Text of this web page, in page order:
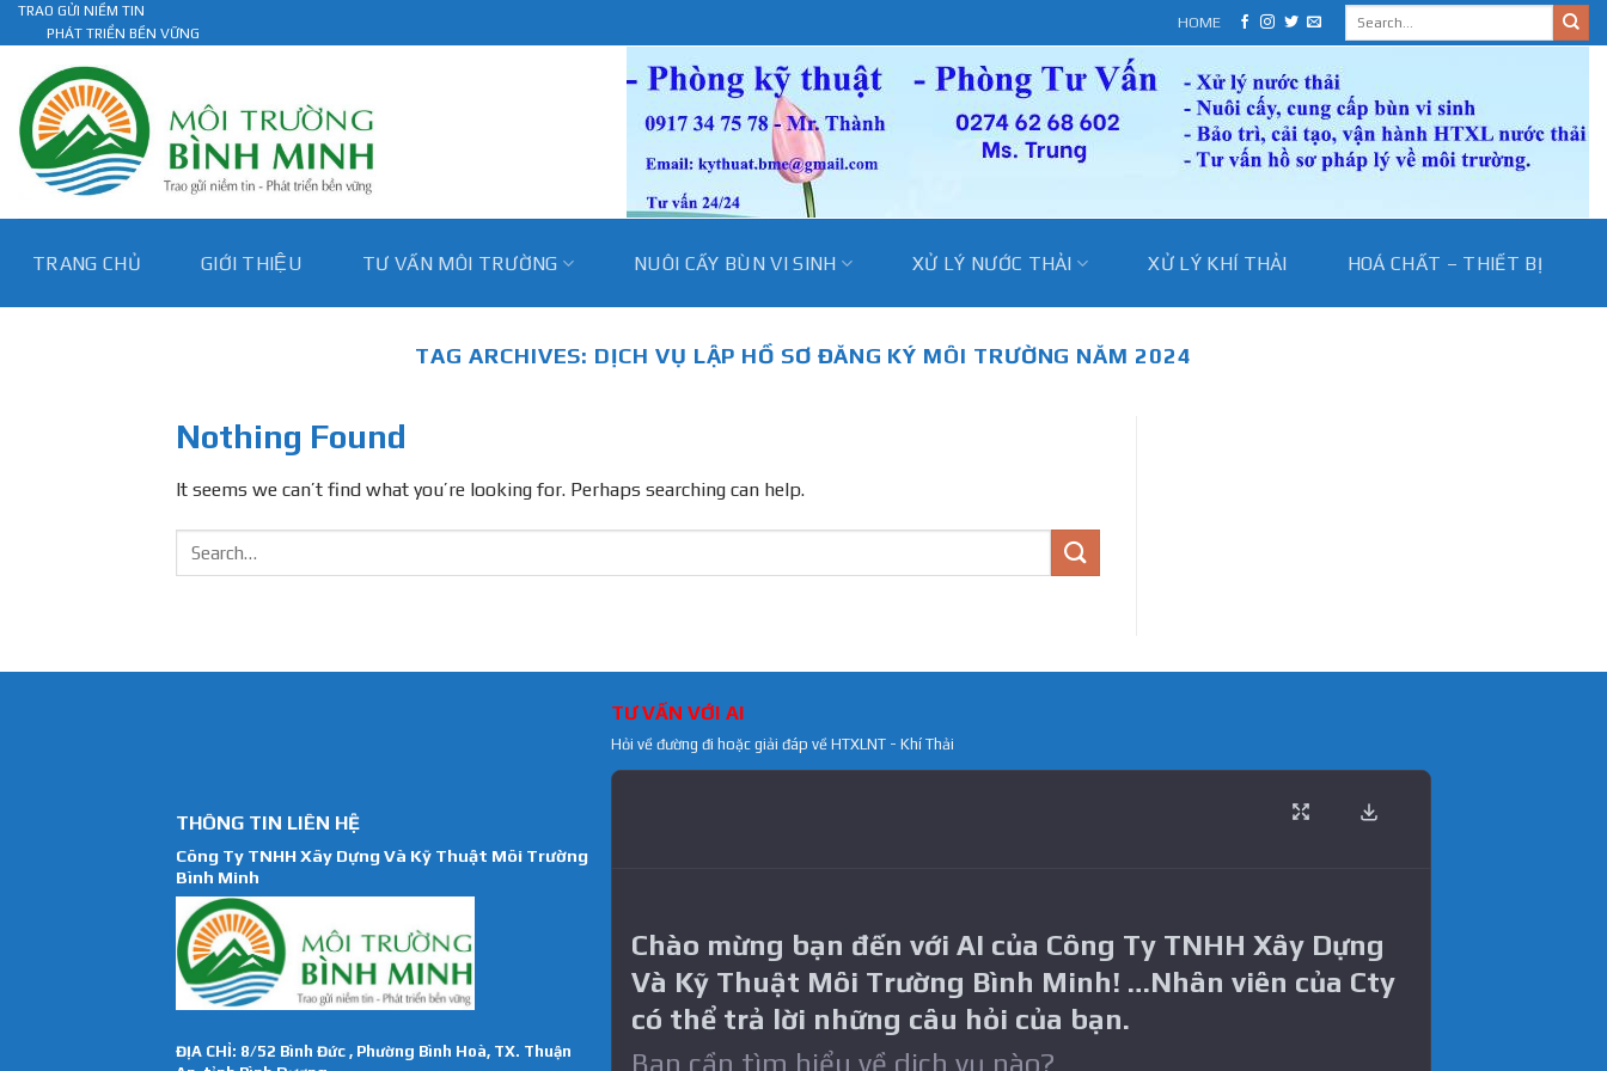
Skip
to
content
TRAO GỬI NIỀM TIN
PHÁT TRIỂN BỀN VỮNG
HOME
TRANG CHỦ GIỚI THIỆU TƯ VẤN MÔI TRƯỜNG NUÔI CẤY BÙN VI SINH XỬ LÝ NƯỚC THẢI XỬ LÝ KHÍ THẢI HOÁ CHẤT – THIẾT BỊ
TAG ARCHIVES: DỊCH VỤ LẬP HỒ SƠ ĐĂNG KÝ MÔI TRƯỜNG NĂM 2024
Nothing Found
It seems we can’t find what you’re looking for. Perhaps searching can help.
THÔNG TIN LIÊN HỆ
Công Ty TNHH Xây Dựng Và Kỹ Thuật Môi Trường
Bình Minh
ĐỊA CHỈ: 8/52 Bình Đức , Phường Bình Hoà, TX. Thuận
TƯ VẤN VỚI AI
Hỏi về đường đi hoặc giải đáp về HTXLNT - Khí Thải
Chào mừng bạn đến với AI của Công Ty TNHH Xây Dựng
Và Kỹ Thuật Môi Trường Bình Minh! …Nhân viên của Cty
có thể trả lời những câu hỏi của bạn.
Bạn cần tìm hiểu về dich vụ nào?